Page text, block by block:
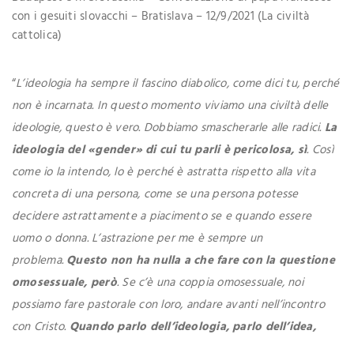
con i gesuiti slovacchi – Bratislava – 12/9/2021 (La civiltà
cattolica)
“L’ideologia ha sempre il fascino diabolico, come dici tu, perché
non è incarnata. In questo momento viviamo una civiltà delle
ideologie, questo è vero. Dobbiamo smascherarle alle radici. La
ideologia del «gender» di cui tu parli è pericolosa, sì. Così
come io la intendo, lo è perché è astratta rispetto alla vita
concreta di una persona, come se una persona potesse
decidere astrattamente a piacimento se e quando essere
uomo o donna. L’astrazione per me è sempre un
problema. Questo non ha nulla a che fare con la questione
omosessuale, però. Se c’è una coppia omosessuale, noi
possiamo fare pastorale con loro, andare avanti nell’incontro
con Cristo. Quando parlo dell’ideologia, parlo dell’idea,